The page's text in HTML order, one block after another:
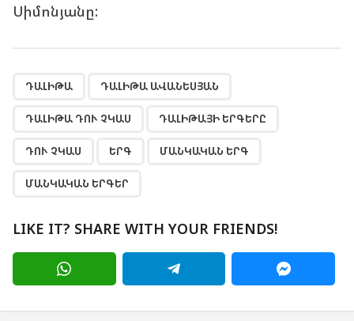
Սիմոնյանը:
ԴԱԼԻԹԱ ԴԱԼԻԹԱ ԱՎԱՆԵՍՅԱՆ
ԴԱԼԻԹԱ ԴՈՒ ՉԿԱՍ ԴԱԼԻԹԱՅԻ ԵՐԳԵՐԸ
ԴՈՒ ՉԿԱՍ ԵՐԳ ՄԱՆԿԱԿԱՆ ԵՐԳ
ՄԱՆԿԱԿԱՆ ԵՐԳԵՐ
LIKE IT? SHARE WITH YOUR FRIENDS!